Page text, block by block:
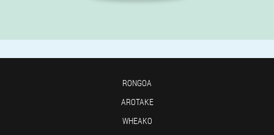
RONGOA
AROTAKE
WHEAKO